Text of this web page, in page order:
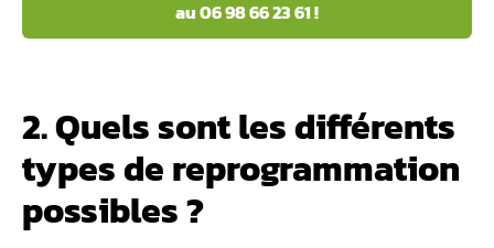
au 06 98 66 23 61 !
2. Quels sont les différents
types de reprogrammation
possibles ?